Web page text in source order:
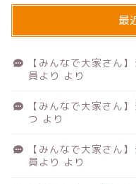
最
【みんなで大家さん
員より より
【みんなで大家さん
つ より
【みんなで大家さん
員より より